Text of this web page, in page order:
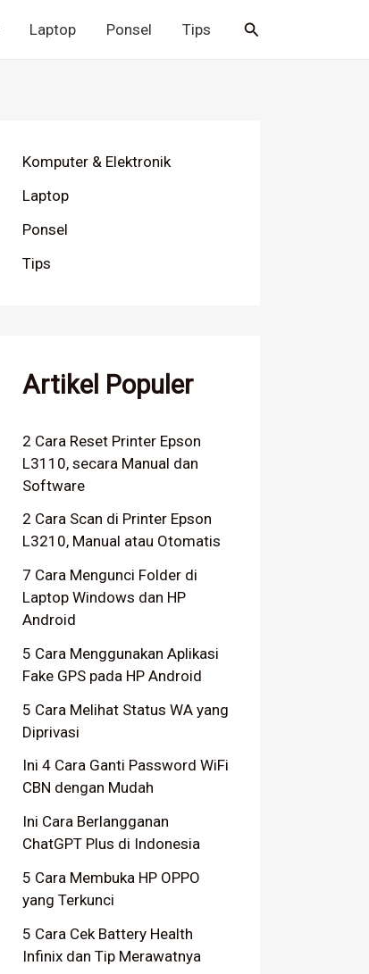
Laptop Ponsel Tips Cari
Komputer & Elektronik
Laptop
Ponsel
Tips
Artikel Populer
2 Cara Reset Printer Epson
L3110, secara Manual dan
Software
2 Cara Scan di Printer Epson
L3210, Manual atau Otomatis
7 Cara Mengunci Folder di
Laptop Windows dan HP
Android
5 Cara Menggunakan Aplikasi
Fake GPS pada HP Android
5 Cara Melihat Status WA yang
Diprivasi
Ini 4 Cara Ganti Password WiFi
CBN dengan Mudah
Ini Cara Berlangganan
ChatGPT Plus di Indonesia
5 Cara Membuka HP OPPO
yang Terkunci
5 Cara Cek Battery Health
Infinix dan Tip Merawatnya